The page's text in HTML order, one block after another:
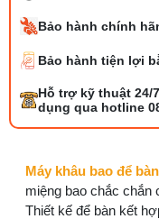
Bảo hành chính
Bảo hành tiện lợi
Hỗ trợ kỹ thuật
dụng qua hotline
Máy khâu bao để bàn
miệng bao chắc chắn
Thiết kế để bàn kết
chỉ
21/